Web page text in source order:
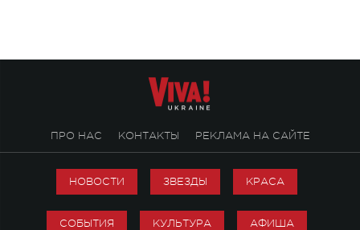
ПРО НАС КОНТАКТЫ РЕКЛАМА НА САЙТЕ
НОВОСТИ ЗВЕЗДЫ КРАСА
СОБЫТИЯ КУЛЬТУРА АФИША